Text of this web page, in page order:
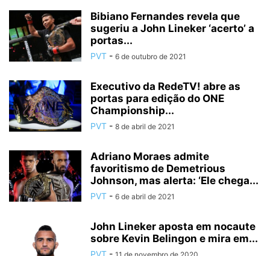
Bibiano Fernandes revela que
sugeriu a John Lineker ‘acerto’ a
portas...
PVT - 6 de outubro de 2021
Executivo da RedeTV! abre as
portas para edição do ONE
Championship...
PVT - 8 de abril de 2021
Adriano Moraes admite
favoritismo de Demetrious
Johnson, mas alerta: ‘Ele chega...
PVT - 6 de abril de 2021
John Lineker aposta em nocaute
sobre Kevin Belingon e mira em...